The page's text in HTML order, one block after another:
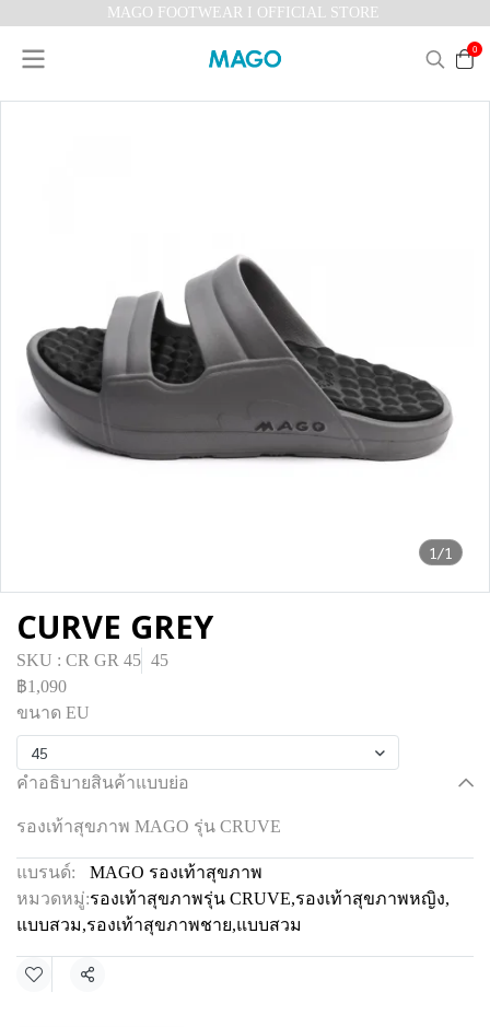
MAGO FOOTWEAR I OFFICIAL STORE
0
1/1
CURVE GREY
SKU : CR GR 45 45
฿1,090
ขนาด EU
45
คำอธิบายสินค้าแบบย่อ
รองเท้าสุขภาพ MAGO รุ่น CRUVE
แบรนด์:
MAGO รองเท้าสุขภาพ
หมวดหมู่:รองเท้าสุขภาพรุ่น CRUVE,รองเท้าสุขภาพหญิง,
แบบสวม,รองเท้าสุขภาพชาย,แบบสวม
แชร์